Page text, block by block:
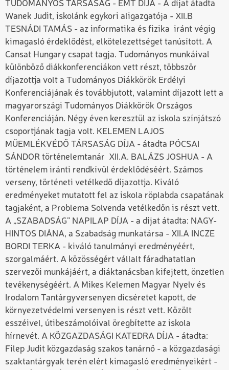
TUDOMÁNYOS TÁRSASÁG - EMT DÍJA - A díjat átadta
Wanek Judit, iskolánk egykori aligazgatója - XII.B
TESNÁDI TAMÁS - az informatika és fizika iránt végig
kimagasló érdeklődést, elkötelezettséget tanúsított. A
Cansat Hungary csapat tagja. Tudományos munkáival
különböző diákkonferenciákon vett részt, többször
díjazottja volt a Tudományos Diákkörök Erdélyi
Konferenciájának és továbbjutott, valamint díjazott lett a
magyarországi Tudományos Diákkörök Országos
Konferenciáján. Négy éven keresztül az iskola színjátszó
csoportjának tagja volt. KELEMEN LAJOS
MŰEMLÉKVÉDŐ TÁRSASÁG DÍJA - átadta PÓCSAI
SÁNDOR történelemtanár XII.A. BALÁZS JOSHUA - A
történelem iránti rendkívül érdeklődéséért. Számos
verseny, történeti vetélkedő díjazottja. Kiváló
eredményeket mutatott fel az iskola röplabda csapatának
tagjaként, a Problema Solvenda vetélkedőn is részt vett.
A „SZABADSÁG” NAPILAP DÍJA - a díjat átadta: NAGY-
HINTOS DIÁNA, a Szabadság munkatársa - XII.A INCZE
BORDI TERKA - kiváló tanulmányi eredményéért,
szorgalmáért. A közösségért vállalt fáradhatatlan
szervezői munkájáért, a diáktanácsban kifejtett, önzetlen
tevékenységéért. A Mikes Kelemen Magyar Nyelv és
Irodalom Tantárgyversenyen dicséretet kapott, de
környezetvédelmi versenyen is részt vett. Közölt
esszéivel, útibeszámolóival öregbítette az iskola
hírnevét. A KÖZGAZDASÁGI KATEDRA DÍJA - átadta:
Filep Judit közgazdaság szakos tanárnő - a közgazdasági
szaktantárgyak terén elért kimagasló eredményeikért -